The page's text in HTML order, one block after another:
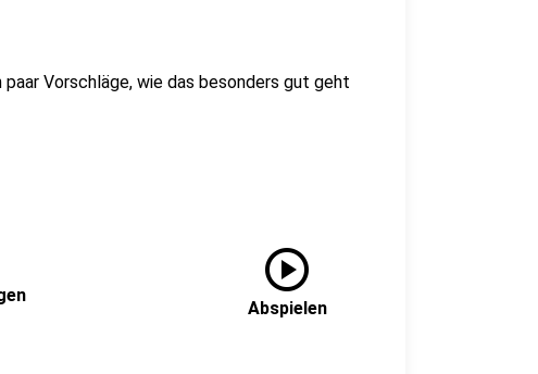
paar Vorschläge, wie das besonders gut geht
play_circle
Abspielen